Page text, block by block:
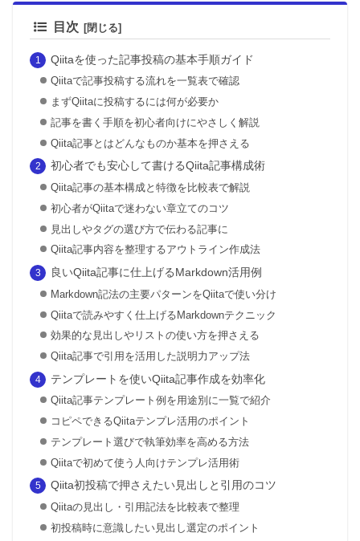
目次
Qiitaを使った記事投稿の基本手順ガイド
Qiitaで記事投稿する流れを一覧表で確認
まずQiitaに投稿するには何が必要か
記事を書く手順を初心者向けにやさしく解説
Qiita記事とはどんなものか基本を押さえる
初心者でも安心して書けるQiita記事構成術
Qiita記事の基本構成と特徴を比較表で解説
初心者がQiitaで迷わない章立てのコツ
見出しやタグの選び方で伝わる記事に
Qiita記事内容を整理するアウトライン作成法
良いQiita記事に仕上げるMarkdown活用例
Markdown記法の主要パターンをQiitaで使い分け
Qiitaで読みやすく仕上げるMarkdownテクニック
効果的な見出しやリストの使い方を押さえる
Qiita記事で引用を活用した説明力アップ法
テンプレートを使いQiita記事作成を効率化
Qiita記事テンプレート例を用途別に一覧で紹介
コピペできるQiitaテンプレ活用のポイント
テンプレート選びで執筆効率を高める方法
Qiitaで初めて使う人向けテンプレ活用術
Qiita初投稿で押さえたい見出しと引用のコツ
Qiitaの見出し・引用記法を比較表で整理
初投稿時に意識したい見出し選定のポイント